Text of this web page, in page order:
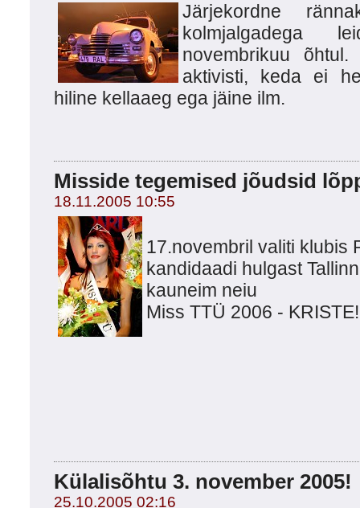
Järjekordne
kolmjalgadega
novembrikuu
aktivisti, keda ei
hiline kellaaeg ega jäine ilm.
Misside tegemised jõudsid
18.11.2005 10:55
17.novembril valiti klubis
kandidaadi hulgast
kauneim neiu
Miss TTÜ 2006 - KRISTE!
Külalisõhtu 3. november 2005!
25.10.2005 02:16